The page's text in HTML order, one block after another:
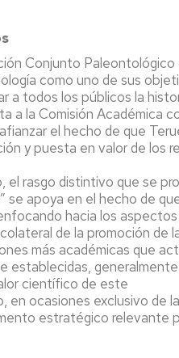
Conjunto
como uno de sus
a todos los públicos la
a la Comisión Académica
el hecho de que
y puesta en valor de los
el rasgo distintivo que se
se apoya en el hecho de
hacia los
de la promoción de
más académicas que
establecidas,
científico de este
en ocasiones exclusivo de
estratégico relevante